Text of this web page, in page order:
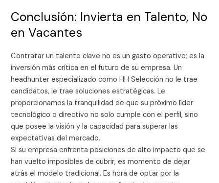
Conclusión: Invierta en Talento, No
en Vacantes
Contratar un talento clave no es un gasto operativo; es la
inversión más crítica en el futuro de su empresa. Un
headhunter especializado como HH Selección no le trae
candidatos, le trae soluciones estratégicas. Le
proporcionamos la tranquilidad de que su próximo líder
tecnológico o directivo no solo cumple con el perfil, sino
que posee la visión y la capacidad para superar las
expectativas del mercado.
Si su empresa enfrenta posiciones de alto impacto que se
han vuelto imposibles de cubrir, es momento de dejar
atrás el modelo tradicional. Es hora de optar por la